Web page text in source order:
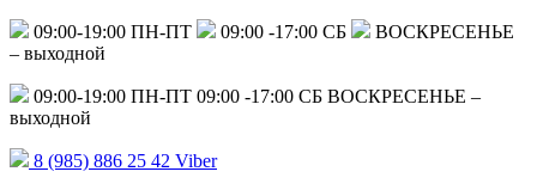
09:00-19:00 ПН-ПТ 09:00 -17:00 СБ
ВОСКРЕСЕНЬЕ
– выходной
09:00-19:00 ПН-ПТ 09:00 -17:00 СБ ВОСКРЕСЕНЬЕ –
выходной
8 (985) 886 25 42 Viber